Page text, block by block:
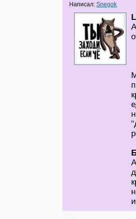
Написал:Snegok